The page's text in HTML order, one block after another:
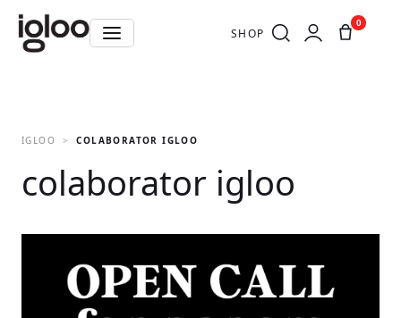
SHOP
0
IGLOO COLABORATOR IGLOO
colaborator igloo